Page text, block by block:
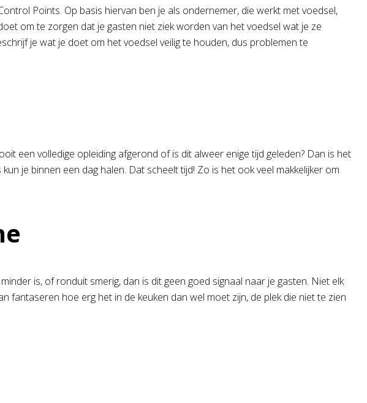
Points. Op basis hiervan ben je als ondernemer, die werkt met voedsel,
om te zorgen dat je gasten niet ziek worden van het voedsel wat je ze
je wat je doet om het voedsel veilig te houden, dus problemen te
een volledige opleiding afgerond of is dit alweer enige tijd geleden? Dan is het
je binnen een dag halen. Dat scheelt tijd! Zo is het ook veel makkelijker om
is, of ronduit smerig, dan is dit geen goed signaal naar je gasten. Niet elk
hoe erg het in de keuken dan wel moet zijn, de plek die niet te zien